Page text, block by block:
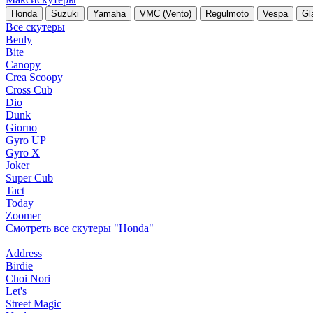
Honda Suzuki Yamaha VMC (Vento) Regulmoto Vespa
Все скутеры
Benly
Bite
Canopy
Crea Scoopy
Cross Cub
Dio
Dunk
Giorno
Gyro UP
Gyro X
Joker
Super Cub
Tact
Today
Zoomer
Смотреть все скутеры "Honda"
Address
Birdie
Choi Nori
Let's
Street Magic